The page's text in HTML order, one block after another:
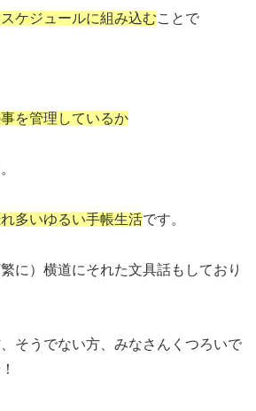
ケジュールに組み込むことで
を管理しているか
多いゆるい手帳生活です。
に）横道にそれた文具話もしており
そうでない方、みなさんくつろいで